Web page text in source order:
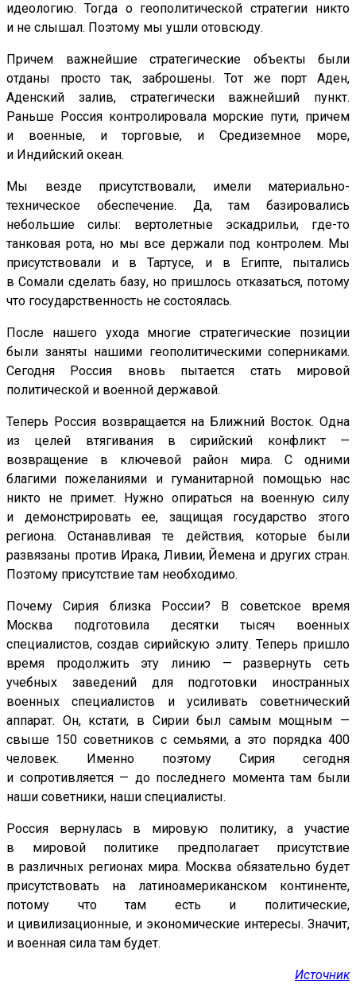
идеологию. Тогда о геополитической стратегии никто
и не слышал. Поэтому мы ушли отовсюду.
Причем важнейшие стратегические объекты были
отданы просто так, заброшены. Тот же порт Аден,
Аденский залив, стратегически важнейший пункт.
Раньше Россия контролировала морские пути, причем
и военные, и торговые, и Средиземное море,
и Индийский океан.
Мы везде присутствовали, имели материально-
техническое обеспечение. Да, там базировались
небольшие силы: вертолетные эскадрильи, где-то
танковая рота, но мы все держали под контролем. Мы
присутствовали и в Тартусе, и в Египте, пытались
в Сомали сделать базу, но пришлось отказаться, потому
что государственность не состоялась.
После нашего ухода многие стратегические позиции
были заняты нашими геополитическими соперниками.
Сегодня Россия вновь пытается стать мировой
политической и военной державой.
Теперь Россия возвращается на Ближний Восток. Одна
из целей втягивания в сирийский конфликт —
возвращение в ключевой район мира. С одними
благими пожеланиями и гуманитарной помощью нас
никто не примет. Нужно опираться на военную силу
и демонстрировать ее, защищая государство этого
региона. Останавливая те действия, которые были
развязаны против Ирака, Ливии, Йемена и других стран.
Поэтому присутствие там необходимо.
Почему Сирия близка России? В советское время
Москва подготовила десятки тысяч военных
специалистов, создав сирийскую элиту. Теперь пришло
время продолжить эту линию — развернуть сеть
учебных заведений для подготовки иностранных
военных специалистов и усиливать советнический
аппарат. Он, кстати, в Сирии был самым мощным —
свыше 150 советников с семьями, а это порядка 400
человек. Именно поэтому Сирия сегодня
и сопротивляется — до последнего момента там были
наши советники, наши специалисты.
Россия вернулась в мировую политику, а участие
в мировой политике предполагает присутствие
в различных регионах мира. Москва обязательно будет
присутствовать на латиноамериканском континенте,
потому что там есть и политические,
и цивилизационные, и экономические интересы. Значит,
и военная сила там будет.
Источник